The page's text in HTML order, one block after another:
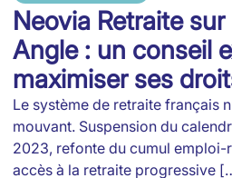
Neovia Retraite
Angle : un conseil
maximiser ses
Le système de retraite français
mouvant. Suspension du
2023, refonte du cumul emploi-
accès à la retraite progressive